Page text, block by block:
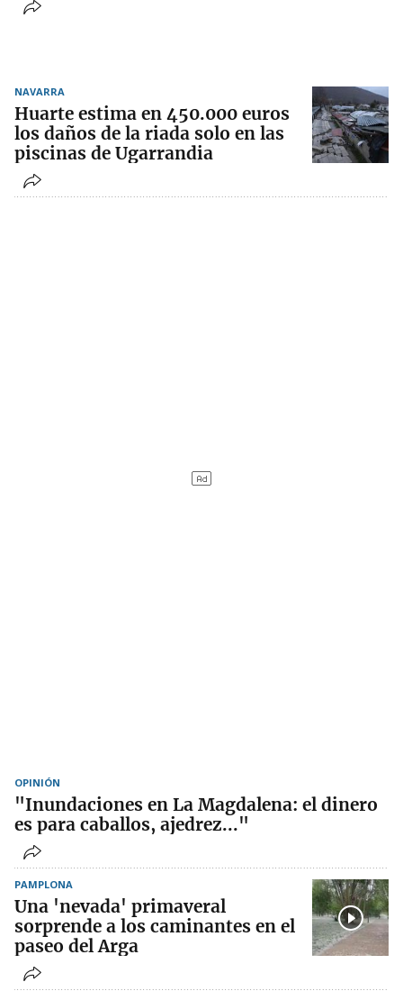
NAVARRA
Huarte estima en 450.000 euros
los daños de la riada solo en las
piscinas de Ugarrandia
OPINIÓN
"Inundaciones en La Magdalena: el dinero
es para caballos, ajedrez..."
PAMPLONA
Una 'nevada' primaveral
sorprende a los caminantes en el
paseo del Arga